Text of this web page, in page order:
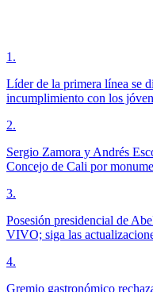
1 .
Líder de la primera línea se
incumplimiento con los
2.
Sergio Zamora y Andrés
Concejo de Cali por
3.
Posesión presidencial de
VIVO; siga las
4.
Gremio gastronómico